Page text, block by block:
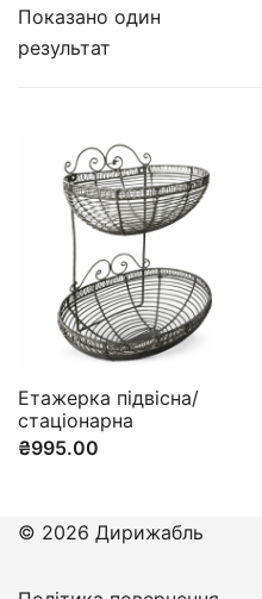
Показано один
результат
Етажерка підвісна/
стаціонарна
₴995.00
© 2026 Дирижабль